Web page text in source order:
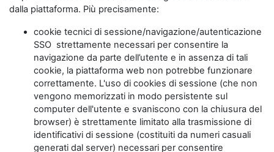
dalla piattaforma. Più precisamente:
cookie tecnici di sessione/navigazione/autenticazione
SSO strettamente necessari per consentire la
navigazione da parte dell’utente e in assenza di tali
cookie, la piattaforma web non potrebbe funzionare
correttamente. L'uso di cookies di sessione (che non
vengono memorizzati in modo persistente sul
computer dell'utente e svaniscono con la chiusura del
browser) è strettamente limitato alla trasmissione di
identificativi di sessione (costituiti da numeri casuali
generati dal server) necessari per consentire